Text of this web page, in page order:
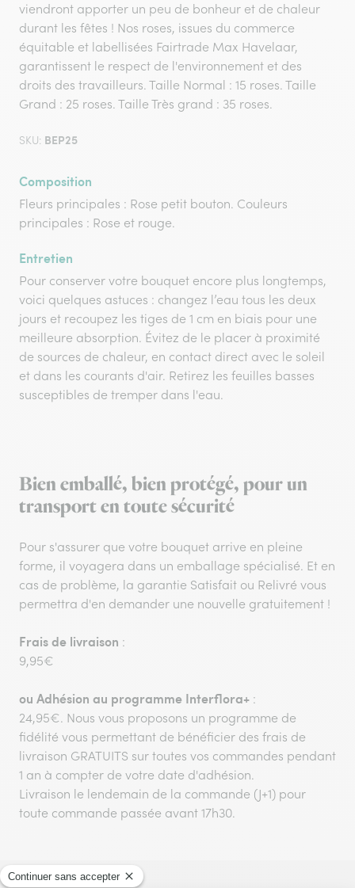
viendront apporter un peu de bonheur et de chaleur
durant les fêtes ! Nos roses, issues du commerce
équitable et labellisées Fairtrade Max Havelaar,
garantissent le respect de l'environnement et des
droits des travailleurs. Taille Normal : 15 roses. Taille
Grand : 25 roses. Taille Très grand : 35 roses.
SKU: BEP25
Composition
Fleurs principales : Rose petit bouton. Couleurs
principales : Rose et rouge.
Entretien
Pour conserver votre bouquet encore plus longtemps,
voici quelques astuces : changez l’eau tous les deux
jours et recoupez les tiges de 1 cm en biais pour une
meilleure absorption. Évitez de le placer à proximité
de sources de chaleur, en contact direct avec le soleil
et dans les courants d'air. Retirez les feuilles basses
susceptibles de tremper dans l'eau.
Bien emballé, bien protégé, pour un
transport en toute sécurité
Pour s'assurer que votre bouquet arrive en pleine
forme, il voyagera dans un emballage spécialisé. Et en
cas de problème, la garantie Satisfait ou Relivré vous
permettra d'en demander une nouvelle gratuitement !
Frais de livraison :
9,95€
ou Adhésion au programme Interflora+ :
24,95€. Nous vous proposons un programme de
fidélité vous permettant de bénéficier des frais de
livraison GRATUITS sur toutes vos commandes pendant
1 an à compter de votre date d'adhésion.
Livraison le lendemain de la commande (J+1) pour
toute commande passée avant 17h30.